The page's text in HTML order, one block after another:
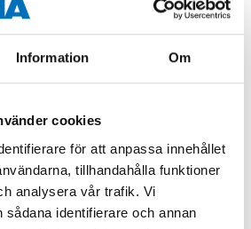
Information Om
cookies
för att anpassa innehållet
tillhandahålla funktioner
analysera vår trafik. Vi
sådana identifierare och annan
Jultomte grå, 90–130
cm
88-519